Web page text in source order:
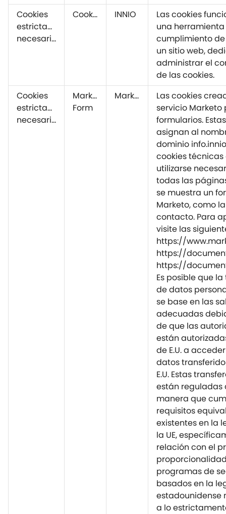
Cookies
estrictamente
necesarias
CookieYes INNIO
Las cookies
una
cumplimiento
un sitio web,
administrar el
de las cookies.
Cookies
estrictamente
necesarias
Marketo
Form
Marketo
Las cookies
servicio Marketo
formularios.
asignan al
dominio
cookies
utilizarse
todas las
se muestra un
Marketo, como
contacto. Para
visite las
https://
https://
https://
Es posible que
de datos
se base en las
adecuadas
de que las
están
de E.U. a
datos
E.U. Estas
están reguladas
manera que
requisitos
existentes en la
la UE,
relación con el
programas de
basados en la
estadounidense
a lo